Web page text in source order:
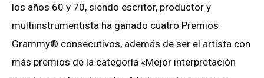
los años 60 y 70, siendo escritor, productor y
multiinstrumentista ha ganado cuatro Premios
Grammy® consecutivos, además de ser el artista con
más premios de la categoría «Mejor interpretación